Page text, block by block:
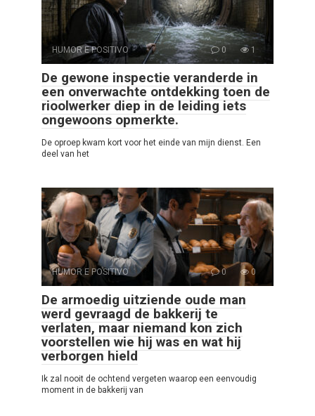
HUMOR E POSITIVO 0 1
De gewone inspectie veranderde in
een onverwachte ontdekking toen de
rioolwerker diep in de leiding iets
ongewoons opmerkte.
De oproep kwam kort voor het einde van mijn dienst. Een
deel van het
HUMOR E POSITIVO 0 0
De armoedig uitziende oude man
werd gevraagd de bakkerij te
verlaten, maar niemand kon zich
voorstellen wie hij was en wat hij
verborgen hield
Ik zal nooit de ochtend vergeten waarop een eenvoudig
moment in de bakkerij van